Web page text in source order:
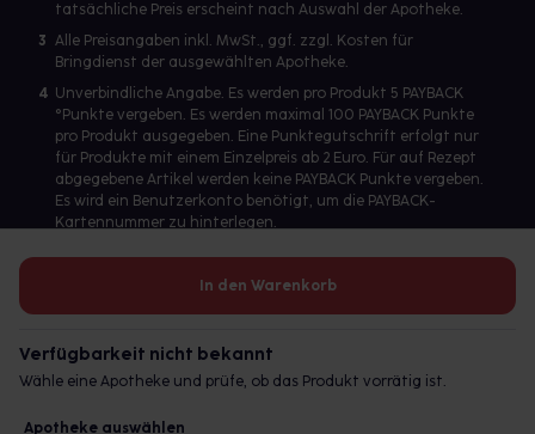
In den Warenkorb
Verfügbarkeit nicht bekannt
Wähle eine Apotheke und prüfe, ob das Produkt vorrätig ist.
Apotheke auswählen
tatsächliche Preis erscheint nach Auswahl der Apotheke.
3 Alle Preisangaben inkl. MwSt., ggf. zzgl. Kosten für
Bringdienst der ausgewählten Apotheke.
4 Unverbindliche Angabe. Es werden pro Produkt 5 PAYBACK
°Punkte vergeben. Es werden maximal 100 PAYBACK Punkte
pro Produkt ausgegeben. Eine Punktegutschrift erfolgt nur
für Produkte mit einem Einzelpreis ab 2 Euro. Für auf Rezept
abgegebene Artikel werden keine PAYBACK Punkte vergeben.
Es wird ein Benutzerkonto benötigt, um die PAYBACK-
Kartennummer zu hinterlegen.
Betreiber des Portals und verantwortlich: gesund.de GmbH &
© 2026 gesund.de GmbH & Co. KG